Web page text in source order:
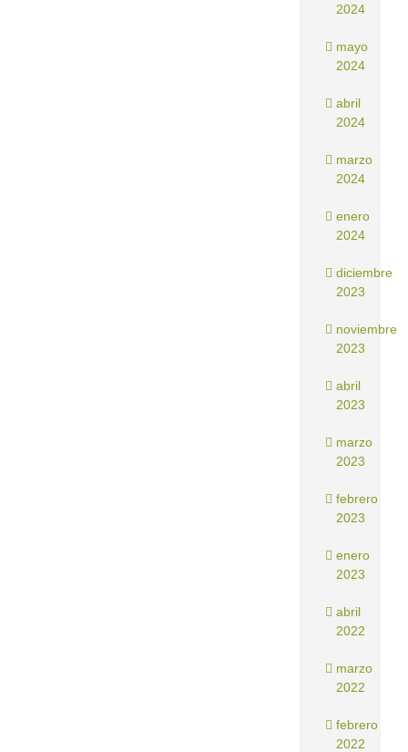
2024
mayo
2024
abril
2024
marzo
2024
enero
2024
diciembre
2023
noviembre
2023
abril
2023
marzo
2023
febrero
2023
enero
2023
abril
2022
marzo
2022
febrero
2022